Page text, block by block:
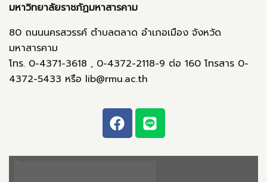
มหาวิทยาลัยราชภัฏมหาสารคาม
80 ถนนนครสวรรค์ ตำบลตลาด อำเภอเมือง จังหวัด
มหาสารคาม
โทร. 0-4371-3618 , 0-4372-2118-9 ต่อ 160 โทรสาร 0-
4372-5433 หรือ lib@rmu.ac.th